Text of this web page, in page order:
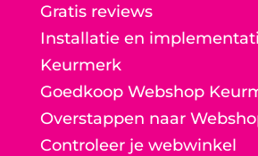
Gratis reviews
Installatie en
Keurmerk
Goedkoop Webshop
Overstappen naar
Controleer je webwinkel